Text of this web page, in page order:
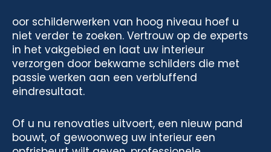
oor schilderwerken van hoog niveau hoef u
niet verder te zoeken. Vertrouw op de experts
in het vakgebied en laat uw interieur
verzorgen door bekwame schilders die met
passie werken aan een verbluffend
eindresultaat.
Of u nu renovaties uitvoert, een nieuw pand
bouwt, of gewoonweg uw interieur een